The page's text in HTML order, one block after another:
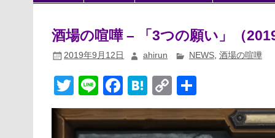
酒場の喧嘩 – 「3つの願い」（
2019年9月12日 ahirun NEWS, 酒場の喧嘩
T
wi
tt
Li
n
e
F
a
c
H
at
e
C
o
p
有